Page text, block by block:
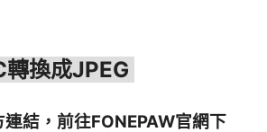
換成JPEG
連結，前往FONEPAW官網下